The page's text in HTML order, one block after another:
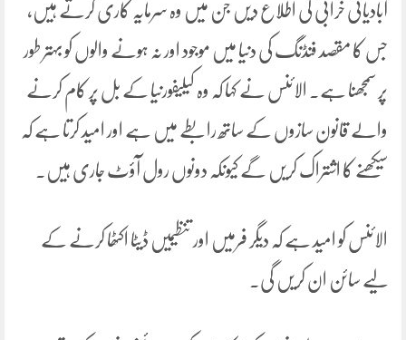
آبادیاتی خرابی کی اطلاع دیں جن میں وہ سرمایہ کاری کرتے ہیں،
جس کا مقصد فنڈنگ ​​کی دنیا میں موجود اور نہ ہونے والوں کو بہتر طور
پر سمجھنا ہے۔ الائنس نے کہا کہ وہ کیلیفورنیا کے بل پر کام کرنے
والے قانون سازوں کے ساتھ رابطے میں ہے اور امید کرتا ہے کہ
سیکھنے کا اشتراک کریں گے کیونکہ دونوں رول آؤٹ جاری ہیں۔
الائنس کو امید ہے کہ دیگر فرمیں اور تنظیمیں ڈیٹا اکٹھا کرنے کے
لیے سائن ان کریں گی۔